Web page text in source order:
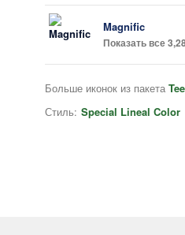
Magnific
Показать все
Больше иконок из пакета
Стиль: Special Lineal Color